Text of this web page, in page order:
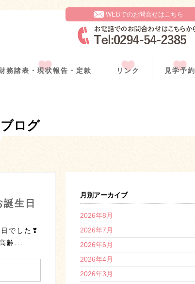
WEBでのお問合せはこちら
財務諸表・現状報告・定款 リンク 見学予約
ログ
生日
でした❣
齢...
月別アーカイブ
2026年8月
2026年7月
2026年6月
2026年4月
2026年3月